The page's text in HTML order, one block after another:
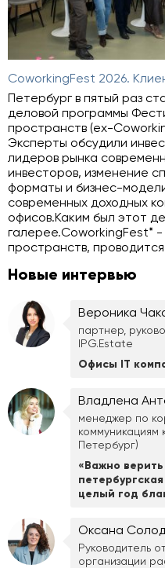
CoworkingFest 2026.
Петербург в пятый раз
деловой программы
пространств (ex-
Эксперты обсудили
лидеров рынка
инвесторов, изменение
форматы и бизнес-
современных доходных
офисов.Каким был этот
галерее.CoworkingFest* -
пространств, проводится
Новые интервью
Вероника
партнер,
IPG.Estate
Офисы IT
Владлена
менеджер по
Петербург)
«Важно
целый год
Оксана
Руководитель
организации